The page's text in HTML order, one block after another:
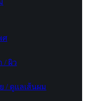
ศ
/ ผิว
/ ดูแลเส้นผม